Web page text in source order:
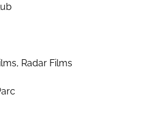
Radar Films